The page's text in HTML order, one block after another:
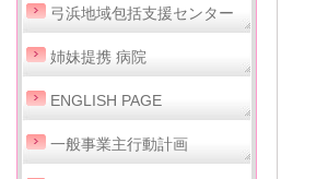
弓浜地域包括支援センター
姉妹提携 病院
ENGLISH PAGE
一般事業主行動計画